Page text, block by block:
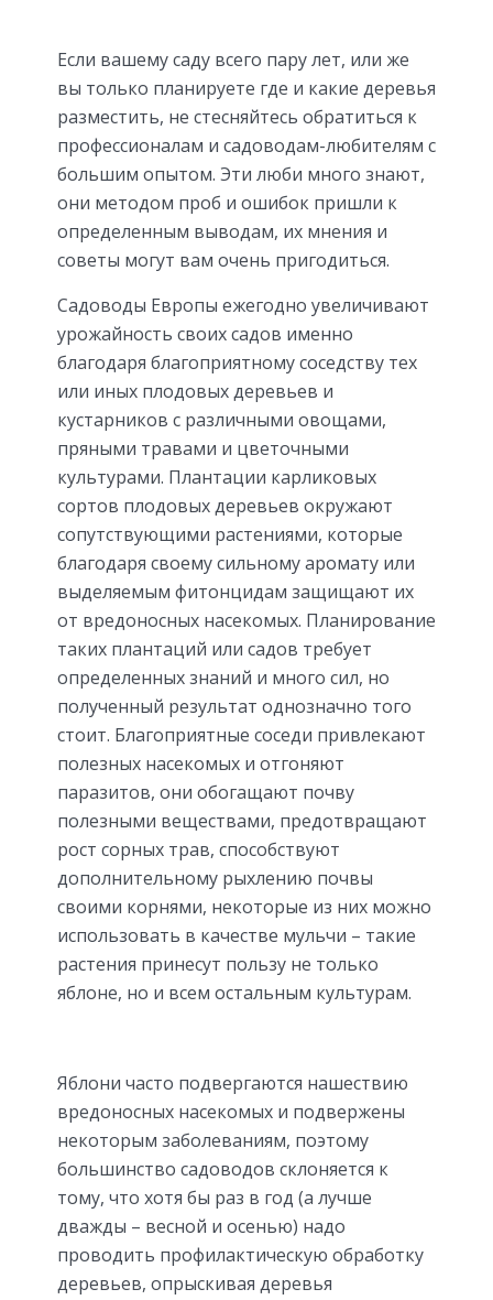
Если вашему саду всего пару лет, или же
вы только планируете где и какие деревья
разместить, не стесняйтесь обратиться к
профессионалам и садоводам-любителям с
большим опытом. Эти люби много знают,
они методом проб и ошибок пришли к
определенным выводам, их мнения и
советы могут вам очень пригодиться.
Садоводы Европы ежегодно увеличивают
урожайность своих садов именно
благодаря благоприятному соседству тех
или иных плодовых деревьев и
кустарников с различными овощами,
пряными травами и цветочными
культурами. Плантации карликовых
сортов плодовых деревьев окружают
сопутствующими растениями, которые
благодаря своему сильному аромату или
выделяемым фитонцидам защищают их
от вредоносных насекомых. Планирование
таких плантаций или садов требует
определенных знаний и много сил, но
полученный результат однозначно того
стоит. Благоприятные соседи привлекают
полезных насекомых и отгоняют
паразитов, они обогащают почву
полезными веществами, предотвращают
рост сорных трав, способствуют
дополнительному рыхлению почвы
своими корнями, некоторые из них можно
использовать в качестве мульчи – такие
растения принесут пользу не только
яблоне, но и всем остальным культурам.
Яблони часто подвергаются нашествию
вредоносных насекомых и подвержены
некоторым заболеваниям, поэтому
большинство садоводов склоняется к
тому, что хотя бы раз в год (а лучше
дважды – весной и осенью) надо
проводить профилактическую обработку
деревьев, опрыскивая деревья